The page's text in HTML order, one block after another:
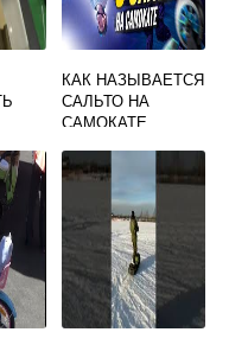
КАК НАЗЫВАЕТСЯ
САЛЬТО НА
САМОКАТЕ